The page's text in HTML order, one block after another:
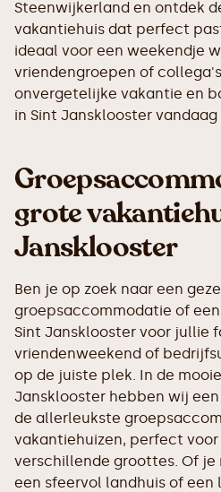
Steenwijkerland en ontdek
vakantiehuis dat perfect
ideaal voor een weekendje
vriendengroepen of
onvergetelijke vakantie en
in Sint Jansklooster vandaag
grote
Jansklooster
Ben je op zoek naar een
groepsaccommodatie of
Sint Jansklooster voor jullie
vriendenweekend of
op de juiste plek. In de
Jansklooster hebben wij
de allerleukste
vakantiehuizen, perfect
verschillende groottes. Of je
een sfeervol landhuis of een